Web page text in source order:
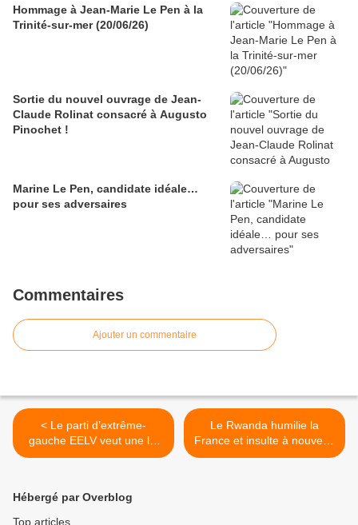
Hommage à Jean-Marie Le Pen à la
Trinité-sur-mer (20/06/26)
Sortie du nouvel ouvrage de Jean-
Claude Rolinat consacré à Augusto
Pinochet !
Marine Le Pen, candidate idéale…
pour ses adversaires
Commentaires
Ajouter un commentaire
< Le parti d’extrême-
gauche EELV veut une loi
pour les « transgenres »
Le Rwanda humilie la
France et insulte à nouveau
nos soldats >
Hébergé par Overblog
Top articles